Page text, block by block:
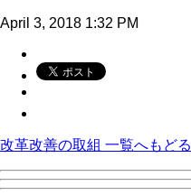
April 3, 2018 1:32 PM
改革改善の取組 一覧へもどる